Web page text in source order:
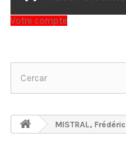
Votre compte
MISTRAL, Frédéric